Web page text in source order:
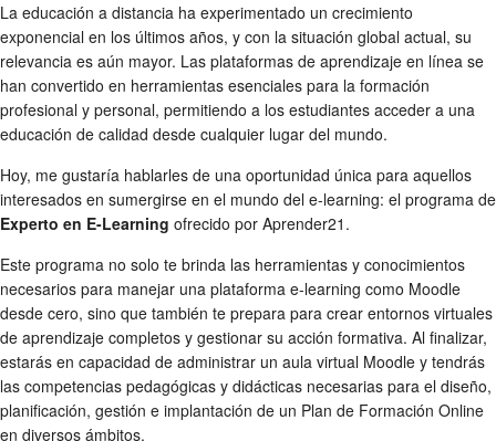
La educación a distancia ha experimentado un crecimiento
exponencial en los últimos años, y con la situación global actual, su
relevancia es aún mayor. Las plataformas de aprendizaje en línea se
han convertido en herramientas esenciales para la formación
profesional y personal, permitiendo a los estudiantes acceder a una
educación de calidad desde cualquier lugar del mundo.
Hoy, me gustaría hablarles de una oportunidad única para aquellos
interesados en sumergirse en el mundo del e-learning: el programa de
Experto en E-Learning ofrecido por Aprender21.
Este programa no solo te brinda las herramientas y conocimientos
necesarios para manejar una plataforma e-learning como Moodle
desde cero, sino que también te prepara para crear entornos virtuales
de aprendizaje completos y gestionar su acción formativa. Al finalizar,
estarás en capacidad de administrar un aula virtual Moodle y tendrás
las competencias pedagógicas y didácticas necesarias para el diseño,
planificación, gestión e implantación de un Plan de Formación Online
en diversos ámbitos.